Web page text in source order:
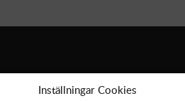
Inställningar Cookies